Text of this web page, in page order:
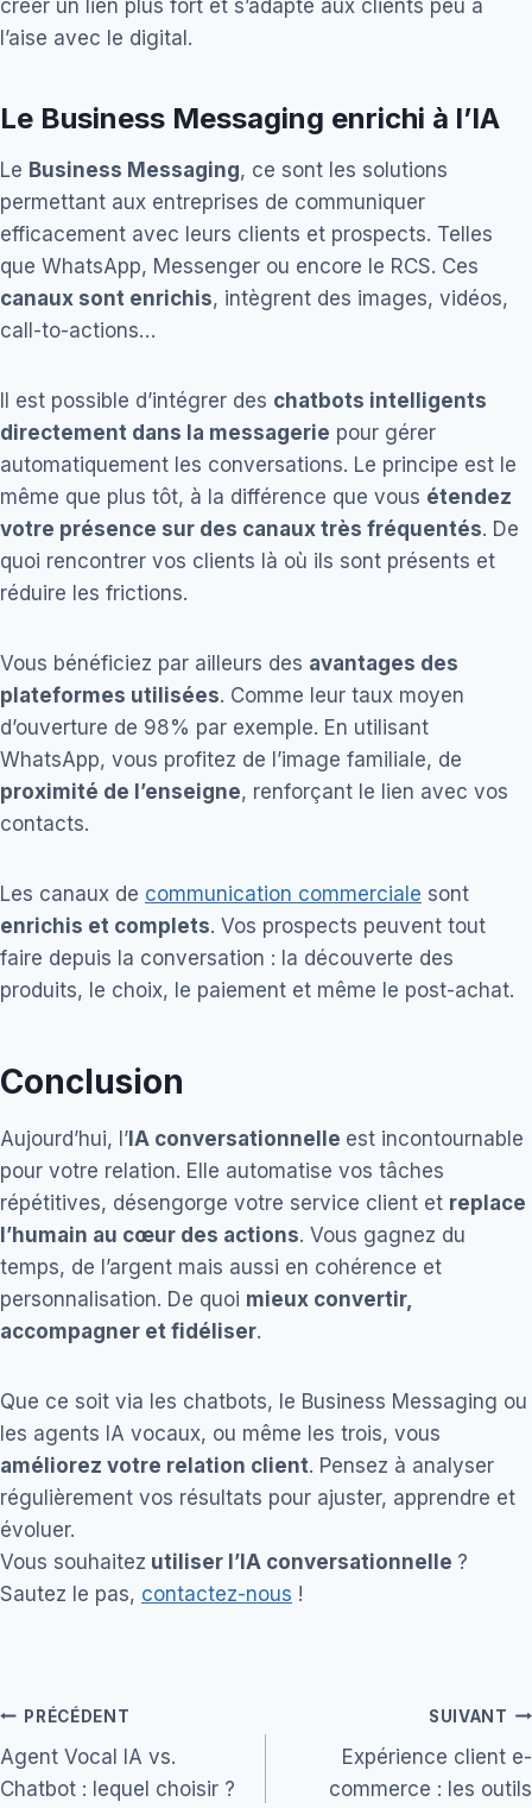
créer un lien plus fort et s’adapte aux clients peu à
l’aise avec le digital.
Le Business Messaging enrichi à l’IA
Le Business Messaging, ce sont les solutions
permettant aux entreprises de communiquer
efficacement avec leurs clients et prospects. Telles
que WhatsApp, Messenger ou encore le RCS. Ces
canaux sont enrichis, intègrent des images, vidéos,
call-to-actions…
Il est possible d’intégrer des chatbots intelligents
directement dans la messagerie pour gérer
automatiquement les conversations. Le principe est le
même que plus tôt, à la différence que vous étendez
votre présence sur des canaux très fréquentés. De
quoi rencontrer vos clients là où ils sont présents et
réduire les frictions.
Vous bénéficiez par ailleurs des avantages des
plateformes utilisées. Comme leur taux moyen
d’ouverture de 98% par exemple. En utilisant
WhatsApp, vous profitez de l’image familiale, de
proximité de l’enseigne, renforçant le lien avec vos
contacts.
Les canaux de communication commerciale sont
enrichis et complets. Vos prospects peuvent tout
faire depuis la conversation : la découverte des
produits, le choix, le paiement et même le post-achat.
Conclusion
Aujourd’hui, l’ IA conversationnelle est incontournable
pour votre relation. Elle automatise vos tâches
répétitives, désengorge votre service client et replace
l’humain au cœur des actions. Vous gagnez du
temps, de l’argent mais aussi en cohérence et
personnalisation. De quoi mieux convertir,
accompagner et fidéliser.
Que ce soit via les chatbots, le Business Messaging ou
les agents IA vocaux, ou même les trois, vous
améliorez votre relation client. Pensez à analyser
régulièrement vos résultats pour ajuster, apprendre et
évoluer.
Vous souhaitez utiliser l’IA conversationnelle ?
Sautez le pas, contactez-nous !
Navigation
de
PRÉCÉDENT
Agent Vocal IA vs.
Chatbot : lequel choisir ?
SUIVANT
Expérience client e-
commerce : les outils